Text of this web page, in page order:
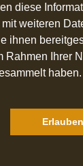
diese
weiteren
ihnen
Rahmen Ihrer
haben.
Erlauben
SEHR GUT
idealo.de, trustedshops.de
Hinweis zu den Bewertungen